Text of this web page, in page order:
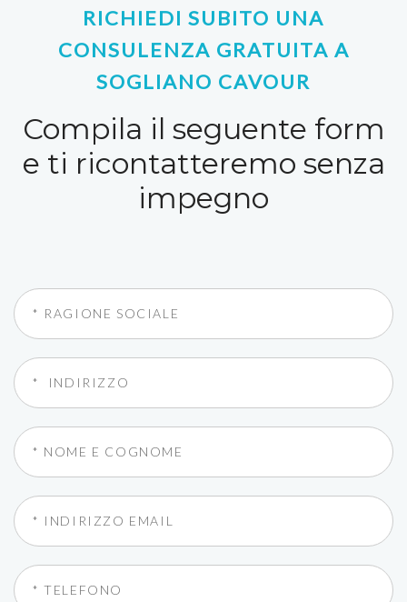
RICHIEDI SUBITO UNA
CONSULENZA GRATUITA A
SOGLIANO CAVOUR
Compila il seguente form
e ti ricontatteremo senza
impegno